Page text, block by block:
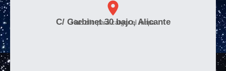
C/ Garbinet 30 bajo, Alicante
Haz clic para cargar el mapa